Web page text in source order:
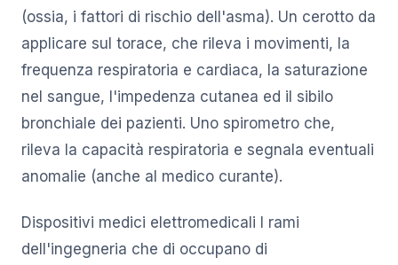
(ossia, i fattori di rischio dell'asma). Un cerotto da
applicare sul torace, che rileva i movimenti, la
frequenza respiratoria e cardiaca, la saturazione
nel sangue, l'impedenza cutanea ed il sibilo
bronchiale dei pazienti. Uno spirometro che,
rileva la capacità respiratoria e segnala eventuali
anomalie (anche al medico curante).
Dispositivi medici elettromedicali I rami
dell'ingegneria che di occupano di